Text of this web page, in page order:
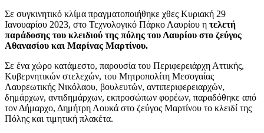
Σε συγκινητικό κλίμα πραγματοποιήθηκε χθες Κυριακή 29
Ιανουαρίου 2023, στο Τεχνολογικό Πάρκο Λαυρίου η τελετή
παράδοσης του κλειδιού της πόλης του Λαυρίου στο ζεύγος
Αθανασίου και Μαρίνας Μαρτίνου.
Σε ένα χώρο κατάμεστο, παρουσία του Περιφερειάρχη Αττικής,
Κυβερνητικών στελεχών, του Μητροπολίτη Μεσογαίας
Λαυρεωτικής Νικόλαου, βουλευτών, αντιπεριφερειαρχών,
δημάρχων, αντιδημάρχων, εκπροσώπων φορέων, παραδόθηκε από
τον Δήμαρχο, Δημήτρη Λουκά στο ζεύγος Μαρτίνου το κλειδί της
Πόλης και τιμητική πλακέτα.